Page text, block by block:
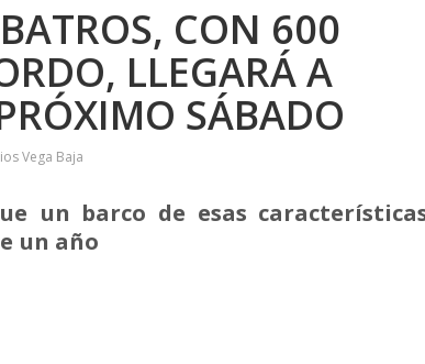
CON 600
LLEGARÁ A
SÁBADO
Vega Baja
un barco de esas
un año